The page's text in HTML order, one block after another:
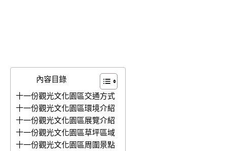
內容目錄
十一份觀光文化園區交通方式
十一份觀光文化園區環境介紹
十一份觀光文化園區展覽介紹
十一份觀光文化園區草坪區域
十一份觀光文化園區周圍景點